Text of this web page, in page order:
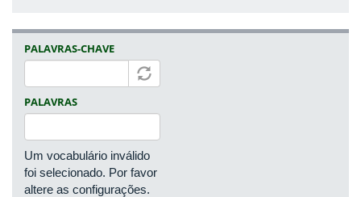
PALAVRAS-CHAVE
PALAVRAS
Um vocabulário inválido
foi selecionado. Por favor
altere as configurações.